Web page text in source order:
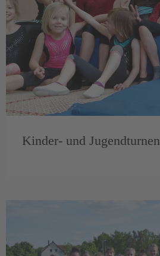
Kinder- und Jugendturnen